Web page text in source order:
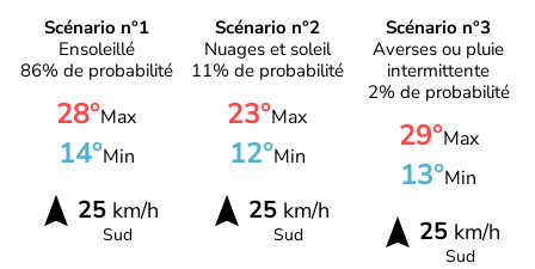
Scénario n°1
Ensoleillé
86% de probabilité
28°Max
14°Min
25km/h
Sud
Scénario n°2
Nuages et soleil
11% de probabilité
23°Max
12°Min
25km/h
Sud
Scénario n°3
Averses ou pluie
intermittente
2% de probabilité
29°Max
13°Min
25 km/h
Sud